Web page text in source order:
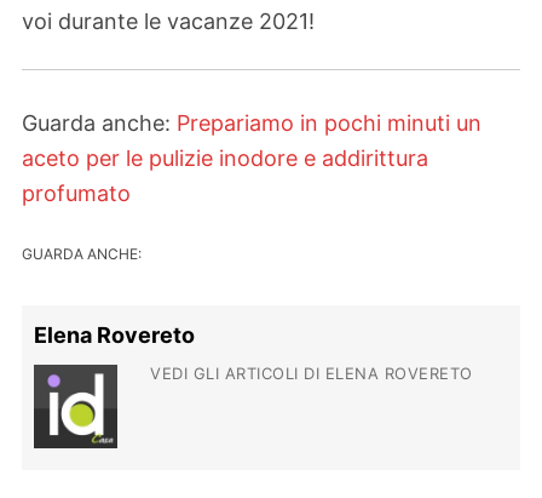
voi durante le vacanze 2021!
Guarda anche: Prepariamo in pochi minuti un
aceto per le pulizie inodore e addirittura
profumato
GUARDA ANCHE:
Elena Rovereto
VEDI GLI ARTICOLI DI ELENA ROVERETO